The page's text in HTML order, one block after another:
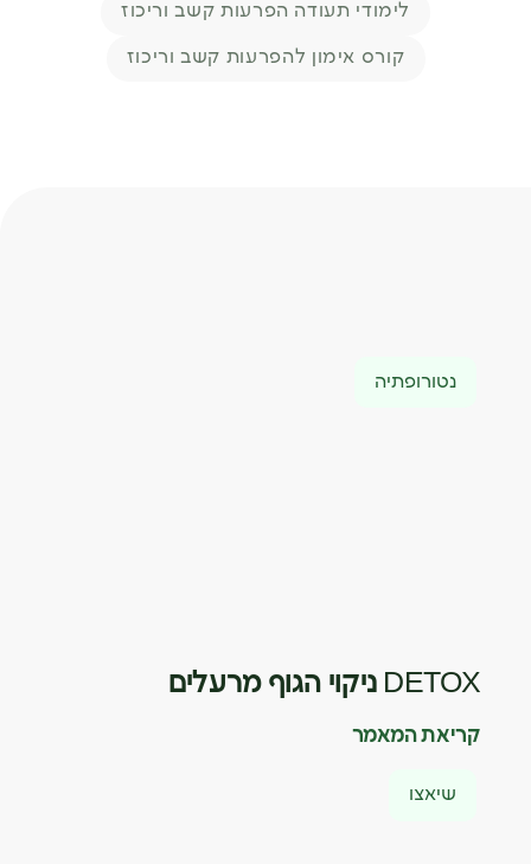
לימודי תעודה הפרעות קשב וריכוז
קורס אימון להפרעות קשב וריכוז
נטורופתיה
DETOX ניקוי הגוף מרעלים
קריאת המאמר
שיאצו